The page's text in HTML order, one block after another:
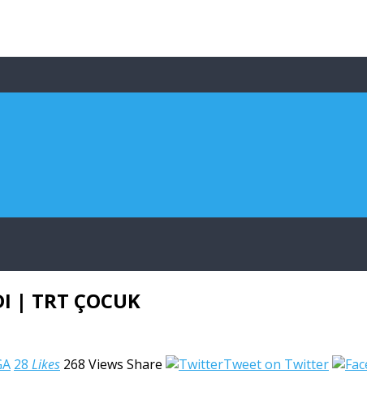
| TRT ÇOCUK
28 Likes 268 Views Share Tweet on Twitter